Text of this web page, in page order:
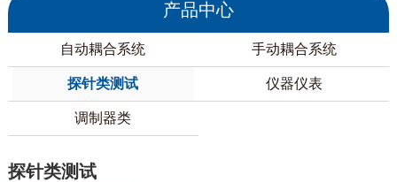
产品中心
自动耦合系统 手动耦合系统
探针类测试 仪器仪表
调制器类
探针类测试